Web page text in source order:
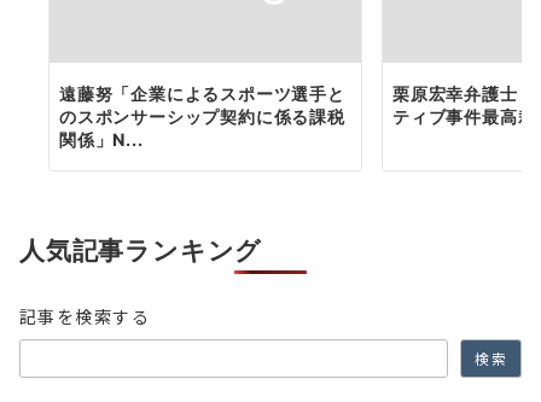
遠藤努「企業によるスポーツ選手と
のスポンサーシップ契約に係る課税
関係」N...
栗原宏幸弁護士
ティブ事件最高
人気記事ランキング
記事を検索する
検索